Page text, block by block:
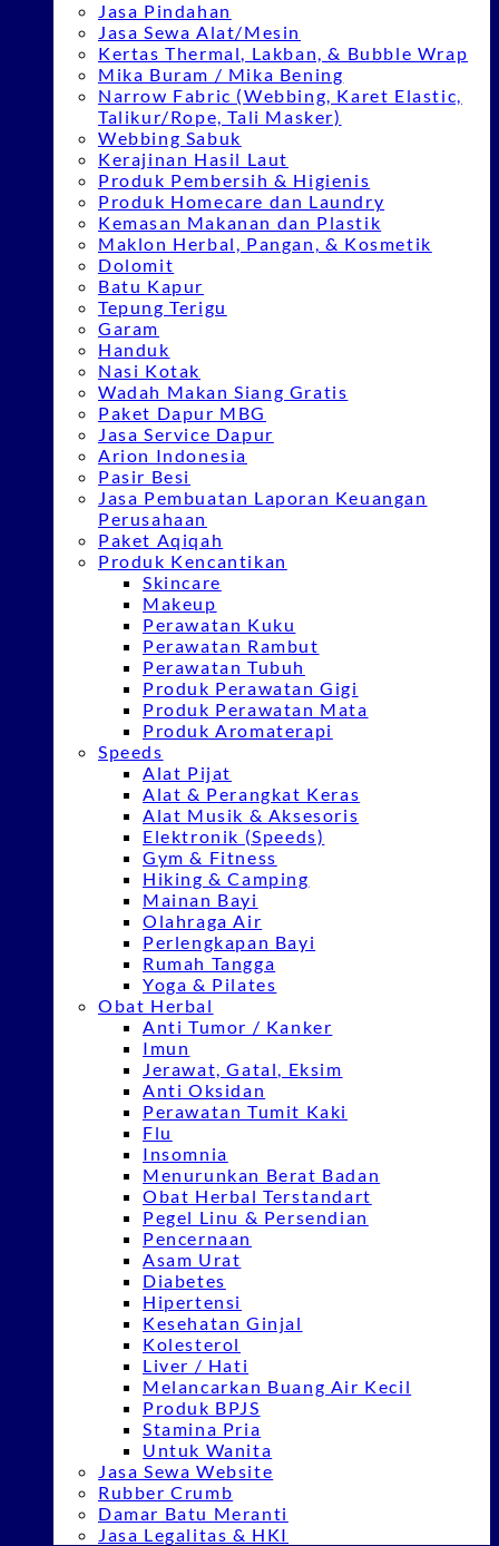
Jasa Pindahan
Jasa Sewa Alat/Mesin
Kertas Thermal, Lakban, & Bubble Wrap
Mika Buram / Mika Bening
Narrow Fabric (Webbing, Karet Elastic,
Talikur/Rope, Tali Masker)
Webbing Sabuk
Kerajinan Hasil Laut
Produk Pembersih & Higienis
Produk Homecare dan Laundry
Kemasan Makanan dan Plastik
Maklon Herbal, Pangan, & Kosmetik
Dolomit
Batu Kapur
Tepung Terigu
Garam
Handuk
Nasi Kotak
Wadah Makan Siang Gratis
Paket Dapur MBG
Jasa Service Dapur
Arion Indonesia
Pasir Besi
Jasa Pembuatan Laporan Keuangan
Perusahaan
Paket Aqiqah
Produk Kencantikan
Skincare
Makeup
Perawatan Kuku
Perawatan Rambut
Perawatan Tubuh
Produk Perawatan Gigi
Produk Perawatan Mata
Produk Aromaterapi
Speeds
Alat Pijat
Alat & Perangkat Keras
Alat Musik & Aksesoris
Elektronik (Speeds)
Gym & Fitness
Hiking & Camping
Mainan Bayi
Olahraga Air
Perlengkapan Bayi
Rumah Tangga
Yoga & Pilates
Obat Herbal
Anti Tumor / Kanker
Imun
Jerawat, Gatal, Eksim
Anti Oksidan
Perawatan Tumit Kaki
Flu
Insomnia
Menurunkan Berat Badan
Obat Herbal Terstandart
Pegel Linu & Persendian
Pencernaan
Asam Urat
Diabetes
Hipertensi
Kesehatan Ginjal
Kolesterol
Liver / Hati
Melancarkan Buang Air Kecil
Produk BPJS
Stamina Pria
Untuk Wanita
Jasa Sewa Website
Rubber Crumb
Damar Batu Meranti
Jasa Legalitas & HKI